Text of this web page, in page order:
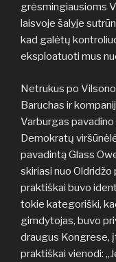
grėsmingiausioms
laisvoje šalyje
kad galėtų
eksploatuoti mus
Netrukus po
Baruchas ir
Varburgas pavadino
Demokratų
pavadintą Glass
skiriasi nuo
praktiškai buvo
tokie kategoriški,
gimdytojas, buvo
draugus Kongrese,
praktiškai vienodi: